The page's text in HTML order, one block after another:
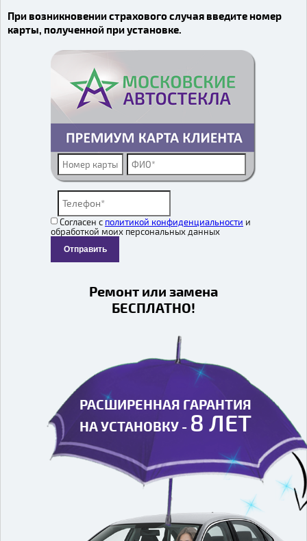
При возникновении страхового случая введите номер
карты, полученной при установке.
Согласен с политикой конфиденциальности и
обработкой моих персональных данных
Отправить
Ремонт или замена
БЕСПЛАТНО!
РАСШИРЕННАЯ ГАРАНТИЯ
НА УСТАНОВКУ - 8 ЛЕТ
РАСШИРЕННАЯ ГАРАНТИЯ
НА УСТАНОВКУ - 8 ЛЕТ